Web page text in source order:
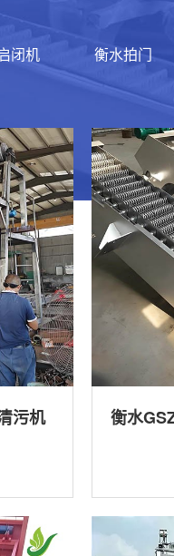
闭机 衡水拍门
污机
价格：1800
机
用途：泵站
排水工程